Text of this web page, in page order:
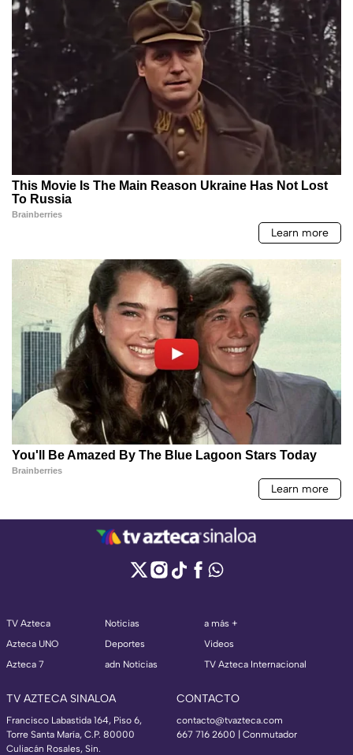
TV Azteca
Azteca UNO
Azteca 7
Noticias
Deportes
adn Noticias
a más +
Videos
TV Azteca Internacional
TV AZTECA SINALOA
Francisco Labastida 164, Piso 6,
Torre Santa María, C.P. 80000
Culiacán Rosales, Sin.
CONTACTO
contacto@tvazteca.com
667 716 2600 | Conmutador